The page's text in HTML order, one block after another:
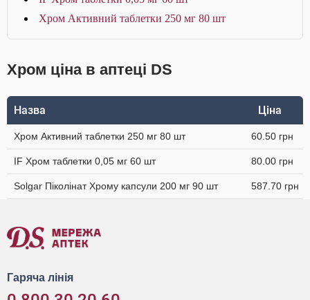
Хром Активний таблетки 250 мг 80 шт
Хром ціна в аптеці DS
Назва Ціна
Хром Активний таблетки 250 мг 80 шт 60.50 грн
IF Хром таблетки 0,05 мг 60 шт 80.00 грн
Solgar Піколінат Хрому капсули 200 мг 90 шт 587.70 грн
Гаряча лінія